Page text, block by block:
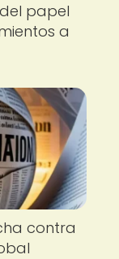
papel
a
contra